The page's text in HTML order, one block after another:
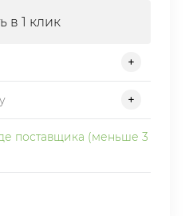
в 1 клик
поставщика (меньше 3